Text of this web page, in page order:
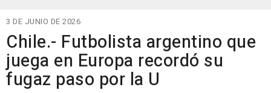
3 DE JUNIO DE 2026
Chile.- Futbolista argentino que
juega en Europa recordó su
fugaz paso por la U